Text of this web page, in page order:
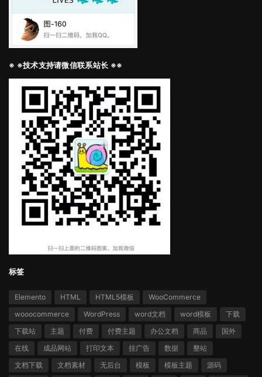
※ ※技术支持请微信联系站长 ※※
标签
Elemento HTML HTML5模板
WooCommerce
wooocommerce
WordPress word文档 word模板
下载
下载站
主题 付费 付费主题 办公文档 商品
国外
在线
成品网站 打印文本 挂广告 数据
整站
文档下载
文档素材 无后台 模板 模板主题 源码